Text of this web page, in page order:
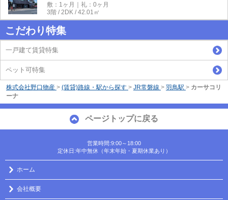
敷：1ヶ月｜礼：0ヶ月
3階 / 2DK / 42.01㎡
こだわり特集
一戸建て賃貸特集
ペット可特集
株式会社野口物産 > (賃貸)路線・駅から探す > JR常磐線 > 羽鳥駅 > カーサコリ
ーナ
ページトップに戻る
営業時間:9:00～18:00
定休日:年中無休（年末年始・夏期休業あり）
ホーム
会社概要